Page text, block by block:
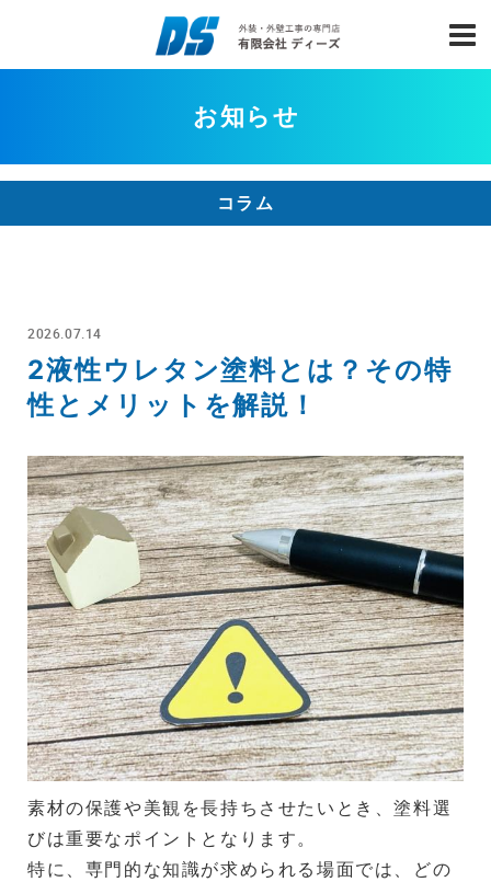
お知らせ
コラム
2026.07.14
2液性ウレタン塗料とは？その特
性とメリットを解説！
素材の保護や美観を長持ちさせたいとき、塗料選
びは重要なポイントとなります。
特に、専門的な知識が求められる場面では、どの